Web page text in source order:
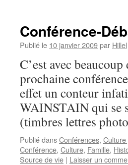
Conférence-
Publié le 10 janvier 2009par Hillel
C’est avec
prochaine
effet un conteur
WAINSTAIN qui se
(timbres lettres
Publié dansConférences, Culture
Conférence, Culture, Famille,
Source de vie | Laisser un